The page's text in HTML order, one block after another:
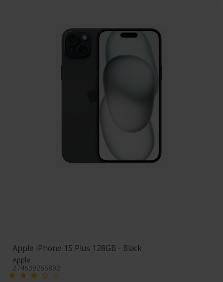
Apple iPhone 15 Plus 128GB - Black
Apple
274639265892